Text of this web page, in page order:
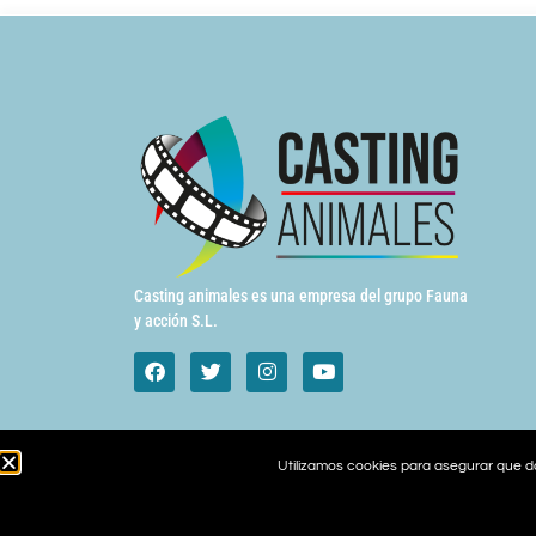
Casting animales es una empresa del grupo Fauna
y acción S.L.
Utilizamos cookies para asegurar que